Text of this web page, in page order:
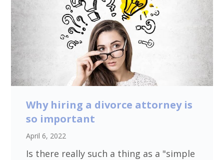
Why hiring a divorce attorney is
so important
April 6, 2022
Is there really such a thing as a "simple